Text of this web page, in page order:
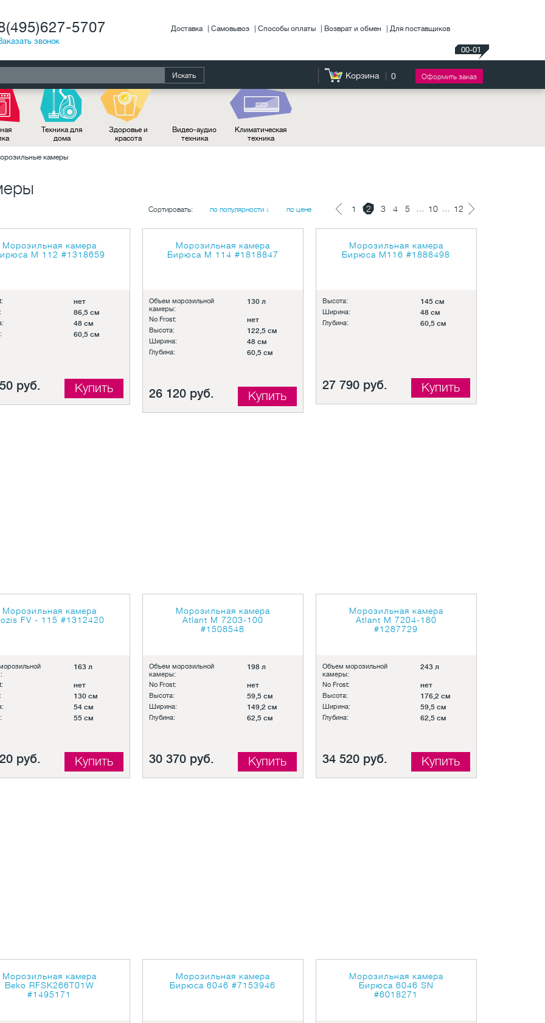
5707
звонок
Доставка Самовывоз Способы оплаты Возврат и обмен Для поставщиков
00-01
Искать Корзина 0 Оформить заказ
Техника для
дома
Здоровье и
красота
Видео-аудио
техника
Климатическая
техника
камеры
1 2 3 4 5 10 12
Сортировать: по популярности ↓ по цене
Морозильная камера
M 112 #1318659
нет
86,5 см
48 см
60,5 см
руб. Купить
Морозильная камера
Бирюса M 114 #1818847
Объем морозильной
камеры:
130 л
No Frost: нет
Высота: 122,5 см
Ширина: 48 см
Глубина: 60,5 см
26 120 руб. Купить
Морозильная камера
Бирюса M116#1888498
Высота: 145 см
Ширина: 48 см
Глубина: 60,5 см
27 790 руб. Купить
Морозильная камера
FV - 115 #1312420
163 л
нет
130 см
54 см
55 см
руб. Купить
Морозильная камера
Atlant M 7203-100
#1508548
Объем морозильной
камеры:
198 л
No Frost: нет
Высота: 59,5 см
Ширина: 149,2 см
Глубина: 62,5 см
30 370 руб. Купить
Морозильная камера
Atlant M 7204-180
#1287729
Объем морозильной
камеры:
243 л
No Frost: нет
Высота: 176,2 см
Ширина: 59,5 см
Глубина: 62,5 см
34 520 руб. Купить
Морозильная камера
Beko RFSK266T01W
#1495171
Морозильная камера
Бирюса 6046#7153946
Морозильная камера
Бирюса 6046 SN
#6018271